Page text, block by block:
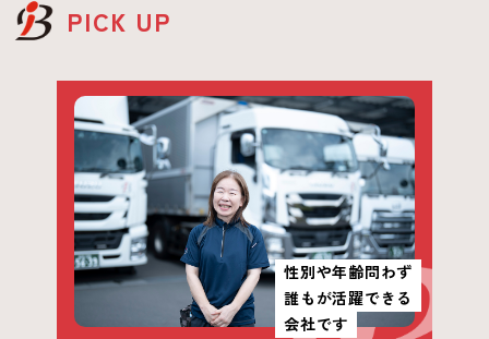
PICK UP
性別や年齢問わず
誰もが活躍できる
会社です